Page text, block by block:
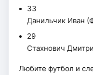
33
Данильчик Иван
29
Стахнович
Любите футбол и